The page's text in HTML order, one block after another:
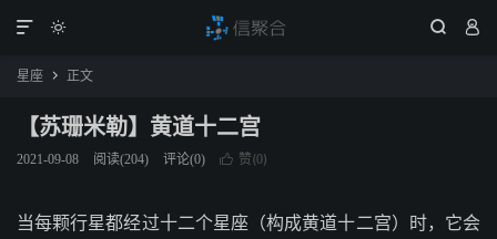
  

星座  正文
【苏珊米勒】黄道十二宫
2021-09-08 阅读(204) 评论(0)  赞(0)
当每颗行星都经过十二个星座（构成黄道十二宫）时，它会